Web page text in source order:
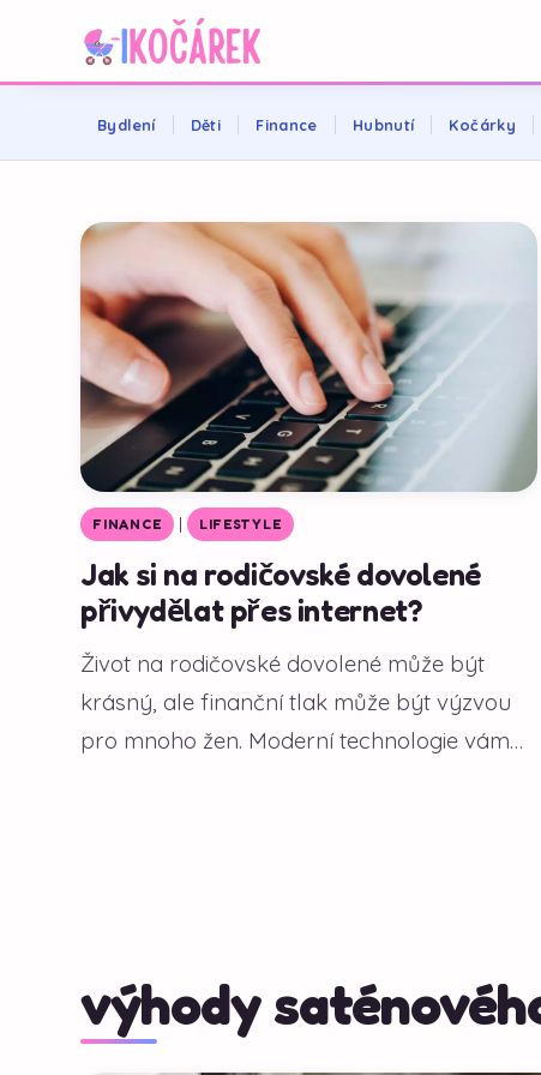
Bydlení Děti Finance Hubnutí Kočárky
Jak si na rodičovské dovolené
přivydělat přes internet?
Život na rodičovské dovolené může být
krásný, ale finanční tlak může být výzvou
pro mnoho žen. Moderní technologie vám
FINANCE | LIFESTYLE
výhody